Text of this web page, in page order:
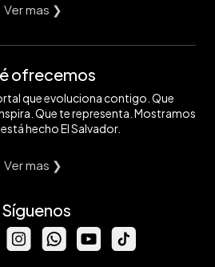
Ver mas ❯
ofrecemos
que evoluciona contigo. Que
Que te representa. Mostramos
hecho El Salvador.
Ver mas ❯
Síguenos